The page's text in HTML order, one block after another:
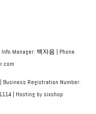
Manager: 백자음 | Phone
Registration Number:
| Hosting by sixshop